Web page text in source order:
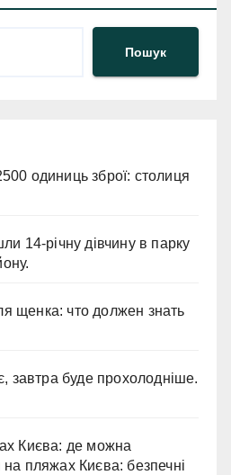
Пошук
одиниць зброї: столиця
14-річну дівчину в парку
щенка: что должен знать
завтра буде прохолодніше.
Києва: де можна
на пляжах Києва: безпечні